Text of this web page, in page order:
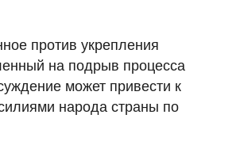
против укрепления
на подрыв процесса
может привести к
народа страны по